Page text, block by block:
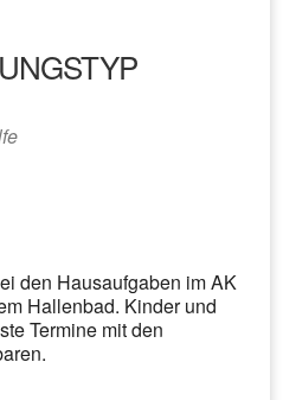
den Hausaufgaben im AK
Hallenbad. Kinder und
Termine mit den